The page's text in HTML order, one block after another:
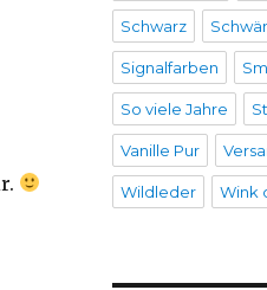
Schwarz
Signalfarben
So viele Jahre
Vanille Pur
Wildleder Wink